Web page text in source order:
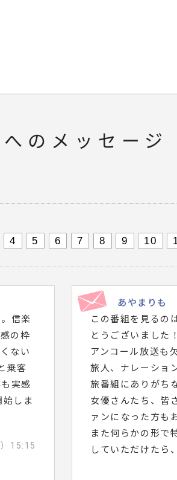
のメッセージ
4 5 6 7 8 9 10
信楽
の枠
ない
乗客
実感
しま
15:15
あやまりも
この番組を見るの
とうございました！
アンコール放送も
旅人、ナレーショ
旅番組にありがち
女優さんたち、皆
ァンになった方も
また何らかの形で
していただけたら